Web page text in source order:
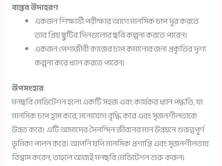
বাস্তব উদাহরণ
একজন শিক্ষার্থী পরীক্ষার আগে মানসিক চাপ দূর করতে
তার প্রিয় ছুটির দিনগুলোর ছবি কল্পনা করতে পারেন।
একজন পেশাজীবী কাজের চাপ কমানোর জন্য প্রকৃতির দৃশ্য
কল্পনা করে ধ্যান করতে পারেন।
উপসংহার
মনছবি মেডিটেশন হলো একটি সহজ এবং কার্যকর ধ্যান পদ্ধতি, যা
মানসিক চাপ হ্রাস করে, মনোযোগ বৃদ্ধি করে এবং সৃজনশীলতাকে
উন্নত করে। এটি আমাদের দৈনন্দিন জীবনের মান উন্নয়নে গুরুত্বপূর্ণ
ভূমিকা পালন করে। আপনি যদি মানসিক প্রশান্তি এবং সৃজনশীলতায়
বিশ্বাস করেন, তাহলে আজই মনছবি মেডিটেশন শুরু করুন।